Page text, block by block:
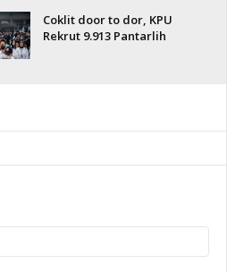
Coklit door to dor, KPU
Rekrut 9.913 Pantarlih